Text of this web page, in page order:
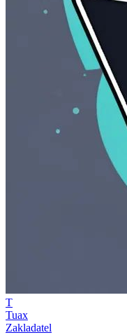
T
Tuax
Zakladatel